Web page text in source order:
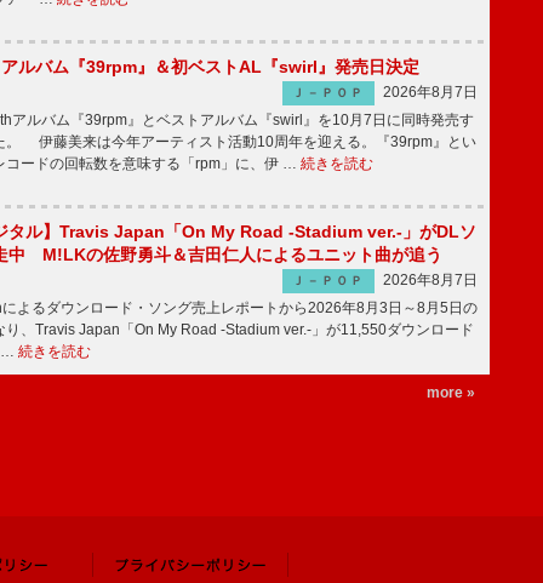
ルバム『39rpm』＆初ベストAL『swirl』発売日決定
Ｊ－ＰＯＰ
2026年8月7日
ルバム『39rpm』とベストアルバム『swirl』を10月7日に同時発売す
。 伊藤美来は今年アーティスト活動10周年を迎える。『39rpm』とい
コードの回転数を意味する「rpm」に、伊 … 続きを読む
タル】Travis Japan「On My Road -Stadium ver.-」がDLソ
中 M!LKの佐野勇斗＆吉田仁人によるユニット曲が追う
Ｊ－ＰＯＰ
2026年8月7日
よるダウンロード・ソング売上レポートから2026年8月3日～8月5日の
り、Travis Japan「On My Road -Stadium ver.-」が11,550ダウンロード
… 続きを読む
more »